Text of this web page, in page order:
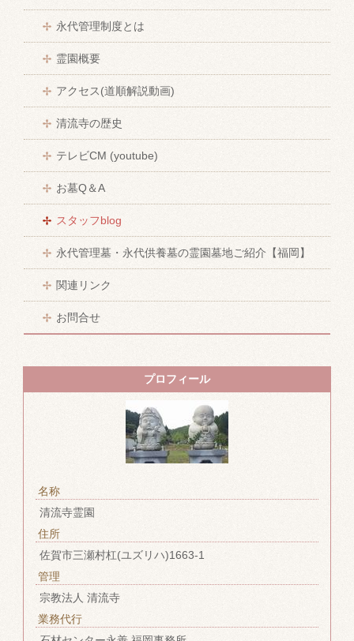
永代管理制度とは
霊園概要
アクセス(道順解説動画)
清流寺の歴史
テレビCM (youtube)
お墓Q＆A
スタッフblog
永代管理墓・永代供養墓の霊園墓地ご紹介【福岡】
関連リンク
お問合せ
プロフィール
名称
清流寺霊園
住所
佐賀市三瀬村杠(ユズリハ)1663-1
管理
宗教法人 清流寺
業務代行